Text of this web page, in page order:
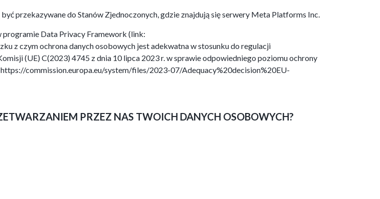
przekazywane do Stanów Zjednoczonych, gdzie znajdują się serwery Meta Platforms Inc.
Data Privacy Framework (link:
z czym ochrona danych osobowych jest adekwatna w stosunku do regulacji
(UE) C(2023) 4745 z dnia 10 lipca 2023 r. w sprawie odpowiedniego poziomu ochrony
commission.europa.eu/system/files/2023-07/Adequacy%20decision%20EU-
PRZEZ NAS TWOICH DANYCH OSOBOWYCH?